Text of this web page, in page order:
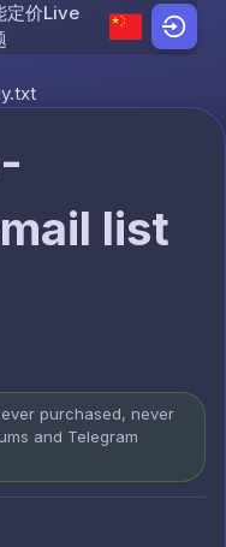
content
定价Live
list
purchased, never
and Telegram